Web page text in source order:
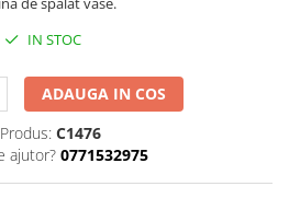
IN STOC
ADAUGA IN COS
C1476
ajutor? 0771532975